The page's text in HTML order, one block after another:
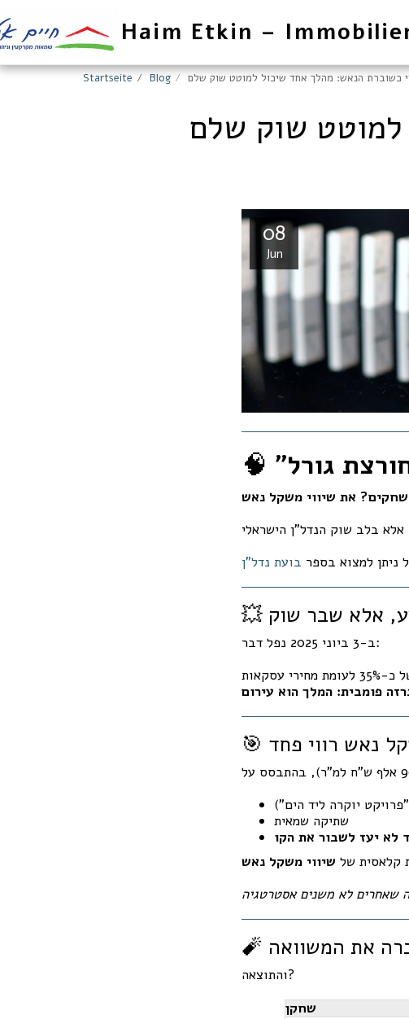
Haim Etkin –
Startseite Blog כשוברת הנאש: מהלך אחד שיכול למוטט שוק שלם
למוטט שוק שלם
08
Jun
🧠
ניתן למצוא בספר בועת נדל"ן
אלא שבר שוק
ב-3 ביוני 2025 נפל דבר:
גינדי החזקות שחררה הצעת מחיר של 49,000 ₪ למ"ר בפרויקט שדה דב – ירידה של כ-35% לעומת מחירי עסקאות
נאש רווי פחד
יוקרה ליד הים")
שתיקה שמאית
לא יעז לשבור את הקו
קלאסית של שיווי משקל נאש
את המשוואה
והתוצאה?
שחקן